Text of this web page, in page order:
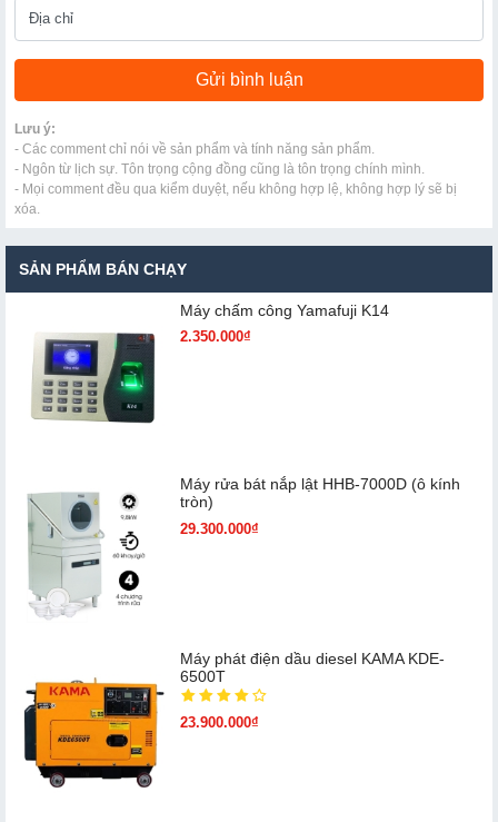
Lưu ý:
- Các comment chỉ nói về sản phẩm và tính năng sản phẩm.
- Ngôn từ lịch sự. Tôn trọng cộng đồng cũng là tôn trọng chính mình.
- Mọi comment đều qua kiểm duyệt, nếu không hợp lệ, không hợp lý sẽ bị
xóa.
SẢN PHẨM BÁN CHẠY
Máy chấm cô​ng Yamafuji K14
2.350.000₫
Máy rửa bát nắp lật HHB-7000D (ô kính
tròn)
29.300.000₫
Máy phát điện dầu diesel KAMA KDE-
6500T
23.900.000₫